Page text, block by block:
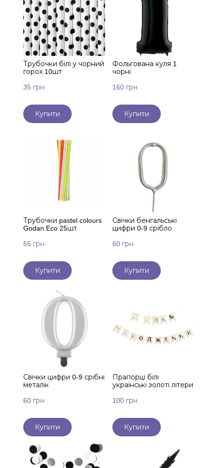
Трубочки білі у чорний
горох 10шт
35 грн
Купити
Фольгована куля 1
чорні
160 грн
Купити
Трубочки pastel colours
Godan Eco 25шт
55 грн
Купити
Свічки бенгальські
цифри 0-9 срібло
60 грн
Купити
Свічки цифри 0-9 срібні
металік
60 грн
Купити
Прапорці білі
українські золоті літери
100 грн
Купити